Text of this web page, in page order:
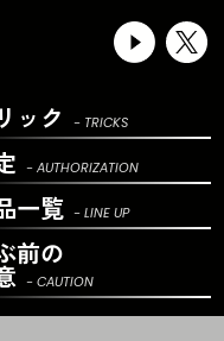
ック - TRICKS
- AUTHORIZATION
一覧 - LINE UP
前の
- CAUTION